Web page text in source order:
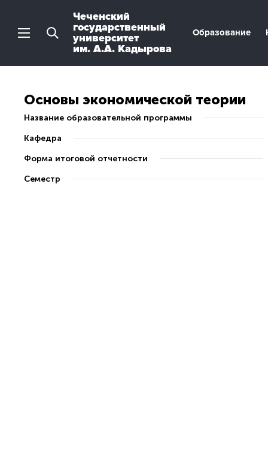
Чеченский
государственный
университет
им. А.А. Кадырова
Образование
Основы экономической теории
Название образовательной программы
Кафедра
Форма итоговой отчетности
Семестр